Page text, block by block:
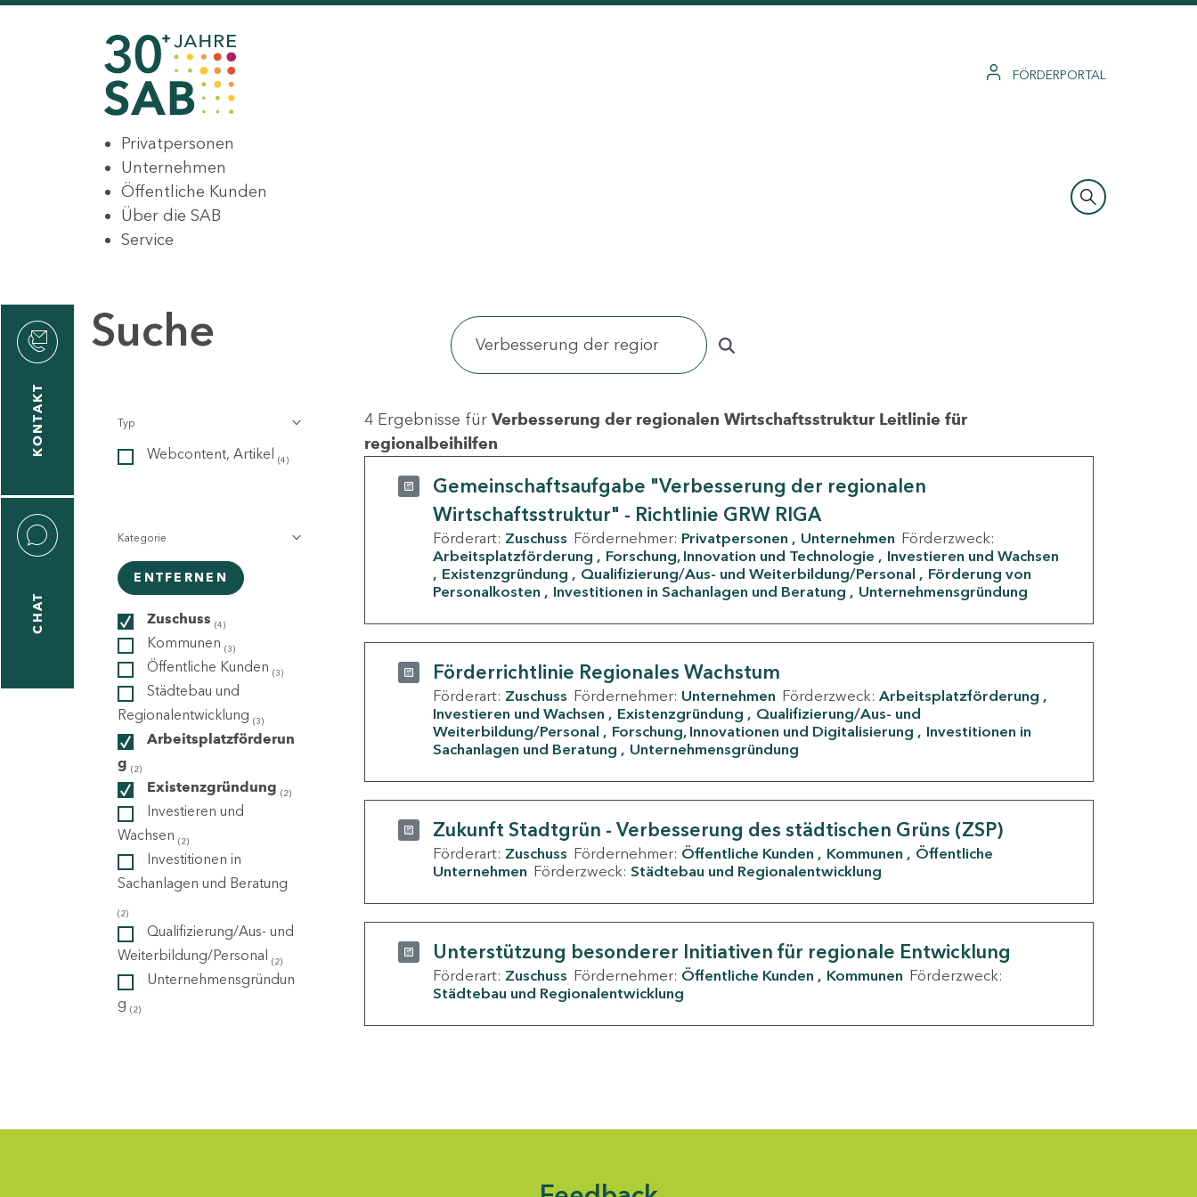
FÖRDERPORTAL
Privatpersonen
Unternehmen
Öffentliche Kunden
Über die SAB
Service
KONTAKT
CHAT
Suche
Typ
Webcontent, Artikel (4)
Kategorie
ENTFERNEN
Zuschuss (4)
Kommunen (3)
Öffentliche Kunden (3)
Städtebau und
Regionalentwicklung (3)
Arbeitsplatzförderun
g (2)
Existenzgründung (2)
Investieren und
Wachsen (2)
Investitionen in
Sachanlagen und Beratung
(2)
Qualifizierung/Aus- und
Weiterbildung/Personal (2)
Unternehmensgründun
g (2)
4 Ergebnisse für Verbesserung der regionalen Wirtschaftsstruktur Leitlinie für
regionalbeihilfen
Gemeinschaftsaufgabe "Verbesserung der regionalen
Wirtschaftsstruktur" - Richtlinie GRW RIGA
Förderart: Zuschuss Fördernehmer: Privatpersonen Unternehmen Förderzweck:
Arbeitsplatzförderung
Forschung, Innovation und Technologie
Investieren und Wachsen
Existenzgründung
Qualifizierung/Aus- und Weiterbildung/Personal
Förderung von
Personalkosten
Investitionen in Sachanlagen und Beratung Unternehmensgründung
Förderrichtlinie Regionales Wachstum
Förderart: Zuschuss Fördernehmer: Unternehmen Förderzweck: Arbeitsplatzförderung
Investieren und Wachsen
Existenzgründung
Qualifizierung/Aus- und
Weiterbildung/Personal
Forschung, Innovationen und Digitalisierung
Investitionen in
Sachanlagen und Beratung
Unternehmensgründung
Zukunft Stadtgrün - Verbesserung des städtischen Grüns (ZSP)
Förderart: Zuschuss Fördernehmer: Öffentliche Kunden Kommunen
Öffentliche
Unternehmen Förderzweck: Städtebau und Regionalentwicklung
Unterstützung besonderer Initiativen für regionale Entwicklung
Förderart: Zuschuss Fördernehmer: Öffentliche Kunden Kommunen Förderzweck:
Städtebau und Regionalentwicklung